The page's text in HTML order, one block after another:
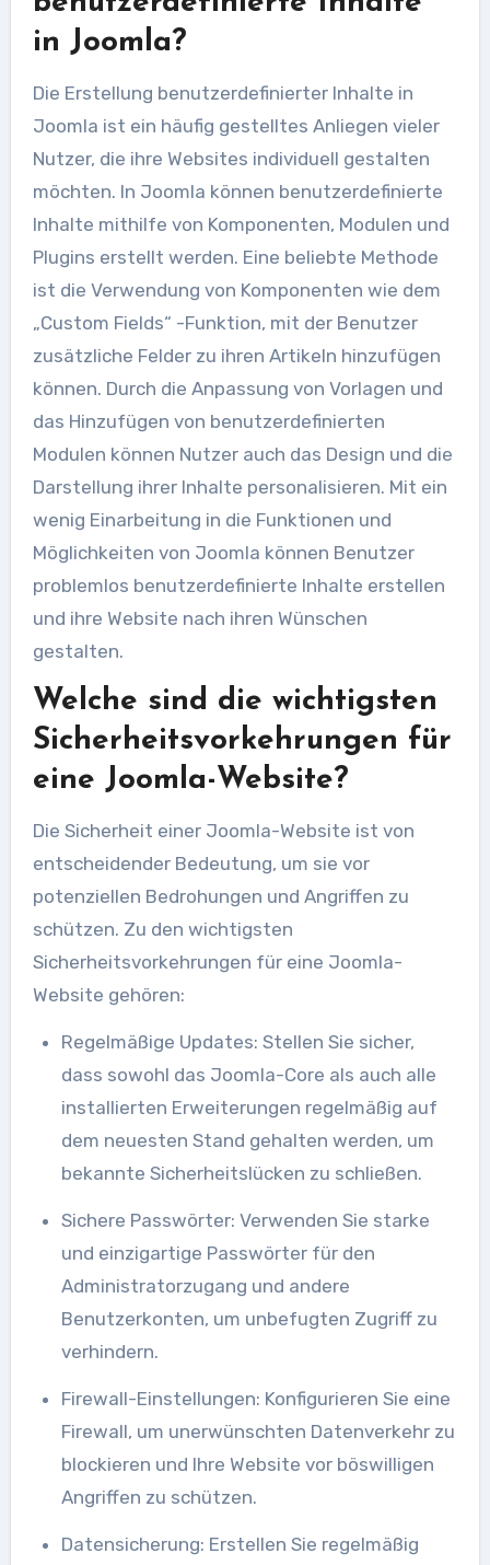
in Joomla?
Die Erstellung benutzerdefinierter Inhalte in
Joomla ist ein häufig gestelltes Anliegen vieler
Nutzer, die ihre Websites individuell gestalten
möchten. In Joomla können benutzerdefinierte
Inhalte mithilfe von Komponenten, Modulen und
Plugins erstellt werden. Eine beliebte Methode
ist die Verwendung von Komponenten wie dem
„Custom Fields“ -Funktion, mit der Benutzer
zusätzliche Felder zu ihren Artikeln hinzufügen
können. Durch die Anpassung von Vorlagen und
das Hinzufügen von benutzerdefinierten
Modulen können Nutzer auch das Design und die
Darstellung ihrer Inhalte personalisieren. Mit ein
wenig Einarbeitung in die Funktionen und
Möglichkeiten von Joomla können Benutzer
problemlos benutzerdefinierte Inhalte erstellen
und ihre Website nach ihren Wünschen
gestalten.
Welche sind die wichtigsten
Sicherheitsvorkehrungen für
eine Joomla-Website?
Die Sicherheit einer Joomla-Website ist von
entscheidender Bedeutung, um sie vor
potenziellen Bedrohungen und Angriffen zu
schützen. Zu den wichtigsten
Sicherheitsvorkehrungen für eine Joomla-
Website gehören:
Regelmäßige Updates: Stellen Sie sicher,
dass sowohl das Joomla-Core als auch alle
installierten Erweiterungen regelmäßig auf
dem neuesten Stand gehalten werden, um
bekannte Sicherheitslücken zu schließen.
Sichere Passwörter: Verwenden Sie starke
und einzigartige Passwörter für den
Administratorzugang und andere
Benutzerkonten, um unbefugten Zugriff zu
verhindern.
Firewall-Einstellungen: Konfigurieren Sie eine
Firewall, um unerwünschten Datenverkehr zu
blockieren und Ihre Website vor böswilligen
Angriffen zu schützen.
Datensicherung: Erstellen Sie regelmäßig